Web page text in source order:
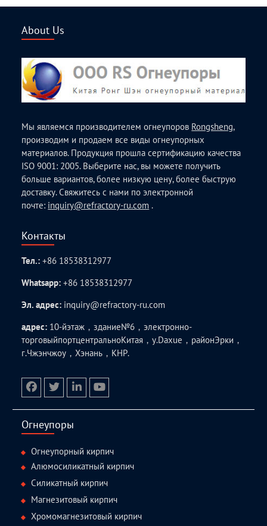
About Us
Мы являемся производителем огнеупоров Rongsheng,
производим и продаем все виды огнеупорных
материалов. Продукция прошла сертификацию качества
ISO 9001: 2005. Выберите нас, вы можете получить
больше вариантов, более низкую цену, более быструю
доставку. Свяжитесь с нами по электронной
почте: inquiry@refractory-ru.com .
Контакты
Тел.:+86 18538312977
Whatsapp:+86 18538312977
Эл. адрес: inquiry@refractory-ru.com
адрес: 10-йэтаж，здание№6，электронно-
торговыйпортцентральноКитая，у.Daxue，районЭрки，
г.Чжэнчжоу，Хэнань，КНР.
Огнеупоры
Огнеупорный кирпич
Алюмосиликатный кирпич
Силикатный кирпич
Магнезитовый кирпич
Хромомагнезитовый кирпич